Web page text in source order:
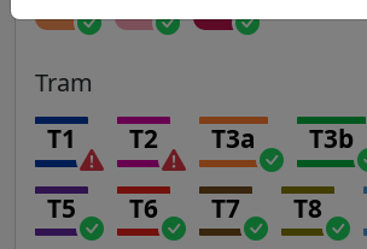
Tram
T1 T2 T3a T3b
T5 T6 T7 T8